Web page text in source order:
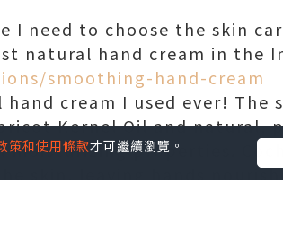
I need to choose the skin
natural hand cream in the
smoothing-hand-cream
cream I used ever! The
Kernel Oil and natural,
properties.
skin, leaving hands
策和使用條款才可繼續瀏覽。